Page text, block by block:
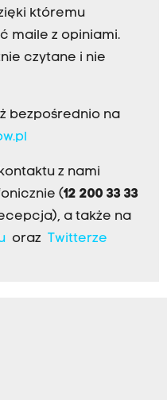
któremu
maile z opiniami.
czytane i nie
bezpośrednio na
z nami
(12 200 33 33
a także na
oraz Twitterze